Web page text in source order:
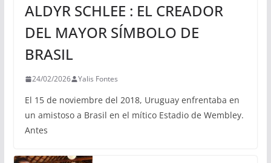
ALDYR SCHLEE : EL CREADOR
DEL MAYOR SÍMBOLO DE
BRASIL
24/02/2026 Yalis Fontes
El 15 de noviembre del 2018, Uruguay enfrentaba en
un amistoso a Brasil en el mítico Estadio de Wembley.
Antes